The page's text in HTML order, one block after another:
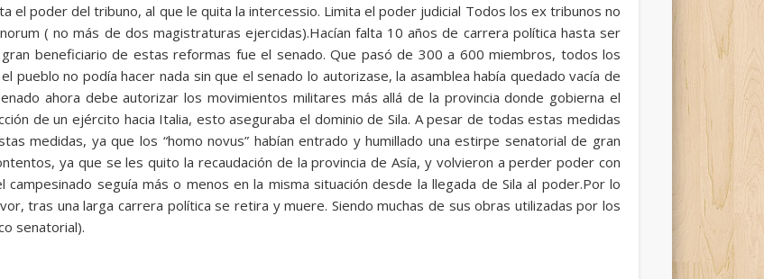
el poder del tribuno, al que le quita la intercessio. Limita el poder judicial Todos los ex tribunos no
( no más de dos magistraturas ejercidas).Hacían falta 10 años de carrera política hasta ser
beneficiario de estas reformas fue el senado. Que pasó de 300 a 600 miembros, todos los
pueblo no podía hacer nada sin que el senado lo autorizase, la asamblea había quedado vacía de
ahora debe autorizar los movimientos militares más allá de la provincia donde gobierna el
de un ejército hacia Italia, esto aseguraba el dominio de Sila. A pesar de todas estas medidas
medidas, ya que los “homo novus” habían entrado y humillado una estirpe senatorial de gran
ya que se les quito la recaudación de la provincia de Asía, y volvieron a perder poder con
seguía más o menos en la misma situación desde la llegada de Sila al poder.Por lo
tras una larga carrera política se retira y muere. Siendo muchas de sus obras utilizadas por los
senatorial).